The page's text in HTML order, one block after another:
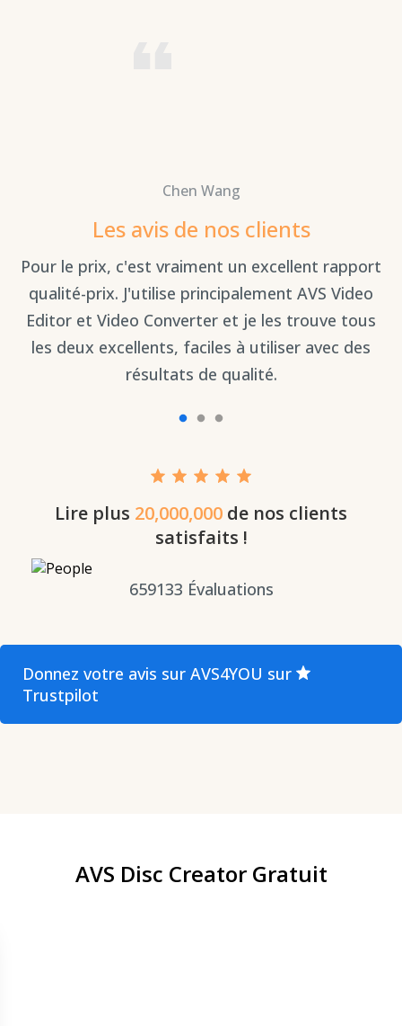
Chen Wang
Les avis de nos clients
Pour le prix, c'est vraiment un excellent rapport
qualité-prix. J'utilise principalement AVS Video
Editor et Video Converter et je les trouve tous
les deux excellents, faciles à utiliser avec des
résultats de qualité.
Lire plus 20,000,000 de nos clients
satisfaits !
659133 Évaluations
Donnez votre avis sur AVS4YOU sur
Trustpilot
AVS Disc Creator Gratuit